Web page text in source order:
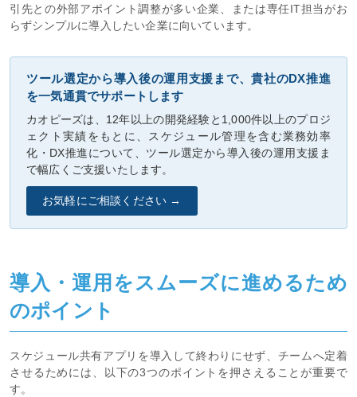
引先との外部アポイント調整が多い企業、または専任IT担当がお
らずシンプルに導入したい企業に向いています。
ツール選定から導入後の運用支援まで、貴社のDX推進
を一気通貫でサポートします
カオピーズは、12年以上の開発経験と1,000件以上のプロジ
ェクト実績をもとに、スケジュール管理を含む業務効率
化・DX推進について、ツール選定から導入後の運用支援ま
で幅広くご支援いたします。
お気軽にご相談ください →
導入・運用をスムーズに進めるため
のポイント
スケジュール共有アプリを導入して終わりにせず、チームへ定着
させるためには、以下の3つのポイントを押さえることが重要で
す。